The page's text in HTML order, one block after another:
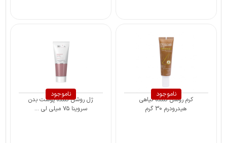
ناموجود
کرم روشن کننده گیاهی
هیدرودرم 30 گرم
ناموجود
ژل روشن کننده پوست بدن
سروینا ۷۵ میلی لی ...